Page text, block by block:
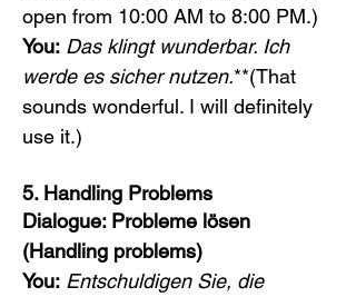
open from 10:00 AM to 8:00 PM.)
You: Das klingt wunderbar. Ich
werde es sicher nutzen.**(That
sounds wonderful. I will definitely
use it.)
5. Handling Problems
Dialogue: Probleme lösen
(Handling problems)
You: Entschuldigen Sie, die